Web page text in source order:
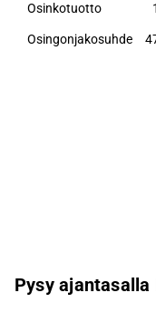
Osinkotuotto
Osingonjakosuhde
Pysy